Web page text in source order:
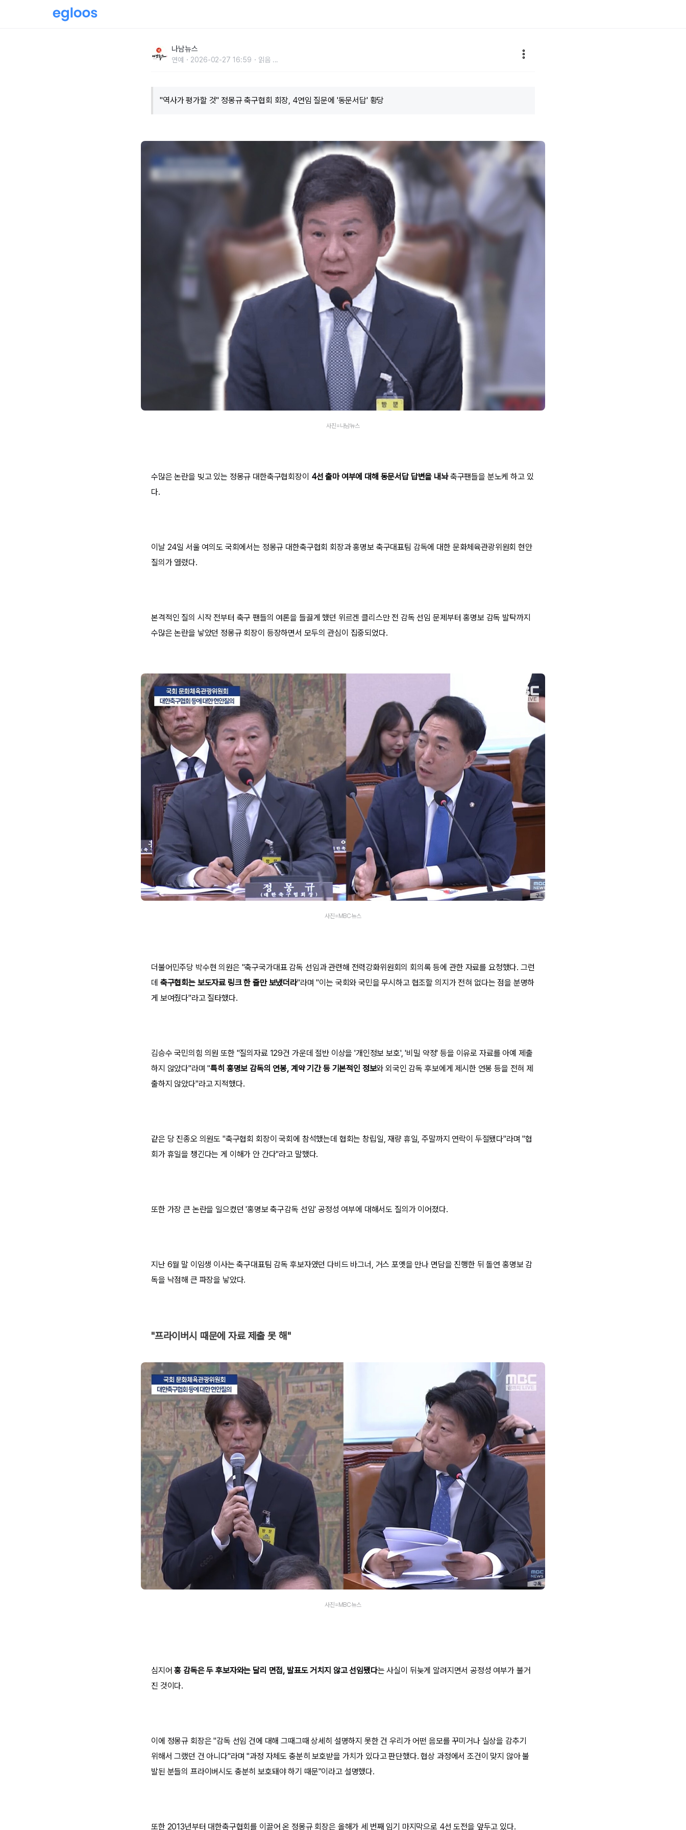
나남뉴스
연예 2026-02-27 16:59 읽음 ...
"역사가 평가할 것" 정몽규 축구협회 회장, 4연임 질문에 '동문서답' 황당
사진=나남뉴스
수많은 논란을 빚고 있는 정몽규 대한축구협회장이 4선 출마 여부에 대해 동문서답 답변을 내놔축구팬들을 분노케 하고 있
다.
이날 24일 서울 여의도 국회에서는 정몽규 대한축구협회 회장과 홍명보 축구대표팀 감독에 대한 문화체육관광위원회 현안
질의가 열렸다.
본격적인 질의 시작 전부터 축구 팬들의 여론을 들끓게 했던 위르겐 클리스만 전 감독 선임 문제부터 홍명보 감독 발탁까지
수많은 논란을 낳았던 정몽규 회장이 등장하면서 모두의 관심이 집중되었다.
사진=MBC뉴스
더불어민주당 박수현 의원은 "축구국가대표 감독 선임과 관련해 전력강화위원회의 회의록 등에 관한 자료를 요청했다. 그런
데 축구협회는 보도자료 링크 한 줄만 보냈더라"라며 "이는 국회와 국민을 무시하고 협조할 의지가 전혀 없다는 점을 분명하
게 보여줬다"라고 질타했다.
김승수 국민의힘 의원 또한 "질의자료 129건 가운데 절반 이상을 '개인정보 보호', '비밀 약정' 등을 이유로 자료를 아예 제출
하지 않았다"라며 "특히 홍명보 감독의 연봉, 계약 기간 등 기본적인 정보와 외국인 감독 후보에게 제시한 연봉 등을 전혀 제
출하지 않았다"라고 지적했다.
같은 당 진종오 의원도 "축구협회 회장이 국회에 참석했는데 협회는 창립일, 재량 휴일, 주말까지 연락이 두절됐다"라며 "협
회가 휴일을 챙긴다는 게 이해가 안 간다"라고 말했다.
또한 가장 큰 논란을 일으켰던 '홍명보 축구감독 선임' 공정성 여부에 대해서도 질의가 이어졌다.
지난 6월 말 이임생 이사는 축구대표팀 감독 후보자였던 다비드 바그너, 거스 포옛을 만나 면담을 진행한 뒤 돌연 홍명보 감
독을 낙점해 큰 파장을 낳았다.
"프라이버시 때문에 자료 제출 못 해"
사진=MBC뉴스
심지어홍 감독은 두 후보자와는 달리 면접, 발표도 거치지 않고 선임됐다는 사실이 뒤늦게 알려지면서 공정성 여부가 불거
진 것이다.
이에 정몽규 회장은 "감독 선임 건에 대해 그때그때 상세히 설명하지 못한 건 우리가 어떤 음모를 꾸미거나 실상을 감추기
위해서 그랬던 건 아니다"라며 "과정 자체도 충분히 보호받을 가치가 있다고 판단했다. 협상 과정에서 조건이 맞지 않아 불
발된 분들의 프라이버시도 충분히 보호돼야 하기 때문"이라고 설명했다.
또한 2013년부터 대한축구협회를 이끌어 온 정몽규 회장은 올해가 세 번째 임기 마지막으로 4선 도전을 앞두고 있다.